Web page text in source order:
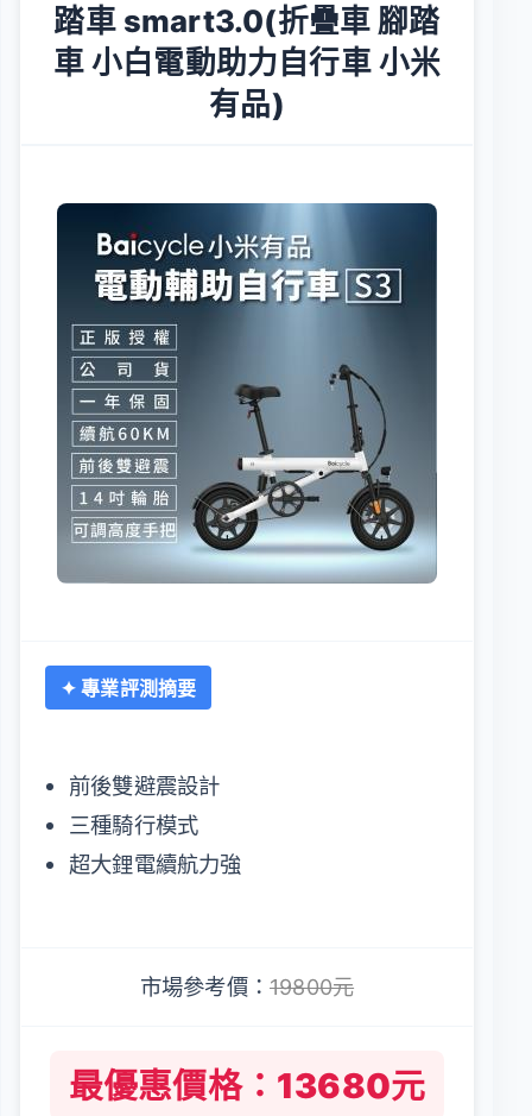
踏車 smart3.0(折疊車 腳踏
車 小白電動助力自行車 小米
有品)
✦ 專業評測摘要
前後雙避震設計
三種騎行模式
超大鋰電續航力強
市場參考價： 19800元
最優惠價格：13680元